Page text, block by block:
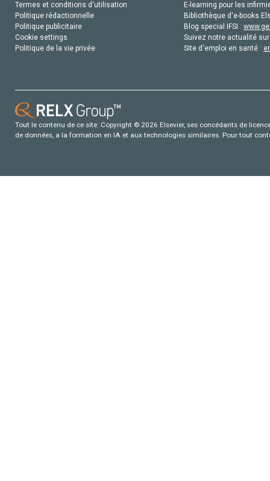
Termes et conditions d'utilisation
Politique rédactionnelle
Politique publicitaire
Cookie settings
Politique de la vie privée
E-learning pour les
Bibliothèque d'e-books
Blog special IFSI :
Suivez notre actualité
Site d'emploi en santé :
Tout le contenu de ce site: Copyright © 2026 Elsevier, ses concédants de
de données, a la formation en IA et aux technologies similaires. Pour tout